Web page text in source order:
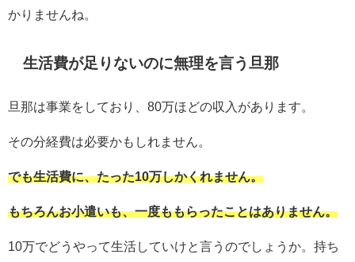
かりませんね。
生活費が足りないのに無理を言う旦那
旦那は事業をしており、80万ほどの収入があります。
その分経費は必要かもしれません。
でも生活費に、たった10万しかくれません。
もちろんお小遣いも、一度ももらったことはありません。
10万でどうやって生活していけと言うのでしょうか。持ち